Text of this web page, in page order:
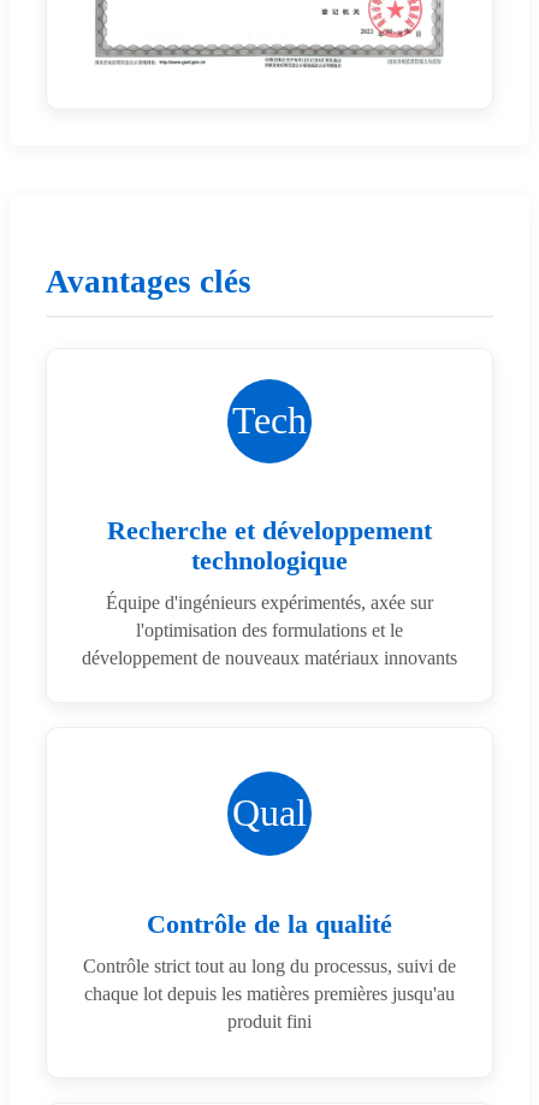
Avantages clés
Tech
Recherche et développement
technologique
Équipe d'ingénieurs expérimentés, axée sur
l'optimisation des formulations et le
développement de nouveaux matériaux innovants
Qual
Contrôle de la qualité
Contrôle strict tout au long du processus, suivi de
chaque lot depuis les matières premières jusqu'au
produit fini